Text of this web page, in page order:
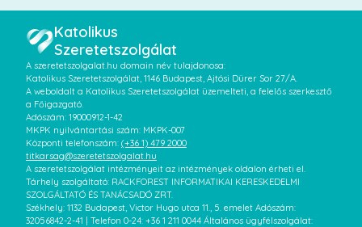
Katolikus
Szeretetszolgálat
A szeretetszolgalat.hu domain név tulajdonosa:
Katolikus Szeretetszolgálat, 1146 Budapest, Ajtósi Dürer Sor 27/A.
A weboldalt a Katolikus Szeretetszolgálat üzemelteti, a felelős szerkesztő
a Főigazgató.
Adószám: 19000912-1-42
MKPK nyilvántartási szám: MKPK-007
Központi telefonszám: (+36 1) 479 2000
titkarsag@szeretetszolgalat.hu
A szeretetszolgálat intézményeit az intézmények oldalon érheti el.
Tárhely szolgáltató: RACKFOREST INFORMATIKAI KERESKEDELMI
SZOLGÁLTATÓ ÉS TANÁCSADÓ ZRT.
Székhely: 1132 Budapest, Victor Hugo utca 11., 5. emelet Adószám:
32056842-2-41 | Telefon 0-24: +36 1 211 0044 Általános ügyfélszolgálat: